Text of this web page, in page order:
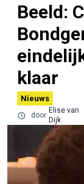
Beeld:
klaar
Nieuws
door
Elise van
Dijk